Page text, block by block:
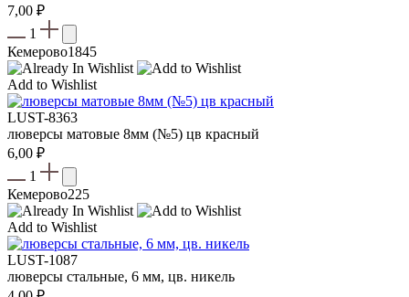
7,00 ₽
1
Кемерово1845
Add to Wishlist
LUST-8363
люверсы матовые 8мм (№5) цв красный
6,00 ₽
1
Кемерово225
Add to Wishlist
LUST-1087
люверсы стальные, 6 мм, цв. никель